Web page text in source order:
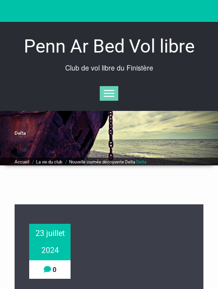
content
Penn Ar Bed Vol libre
Club de vol libre du Finistère
Afficher/masquer la navigation
Delta
Accueil / La vie du club / Nouvelle journée découverte Delta Delta
23 juillet
2024
0